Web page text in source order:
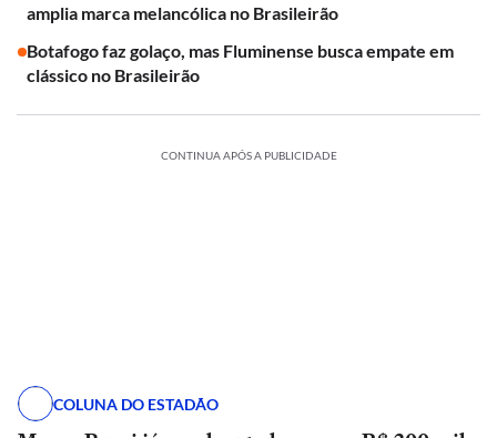
amplia marca melancólica no Brasileirão
Botafogo faz golaço, mas Fluminense busca empate em
clássico no Brasileirão
CONTINUA APÓS A PUBLICIDADE
COLUNA DO ESTADÃO